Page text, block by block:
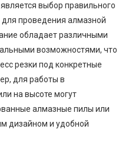
выбор правильного
проведения алмазной
обладает различными
возможностями, что
резки под конкретные
для работы в
на высоте могут
алмазные пилы или
дизайном и удобной